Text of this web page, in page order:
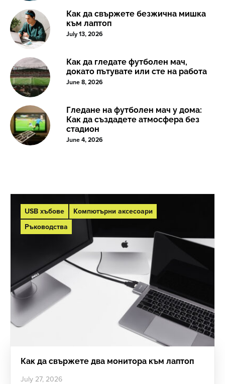
Как да свържете безжична мишка
към лаптоп
July 13, 2026
Как да гледате футболен мач,
докато пътувате или сте на работа
June 8, 2026
Гледане на футболен мач у дома:
Как да създадете атмосфера без
стадион
June 4, 2026
USB хъбове
Компютърни аксесоари
Ръководства
Как да свържете два монитора към лаптоп
July 27, 2026